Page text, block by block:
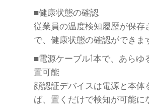
■健康状態の確認
従業員の温度検知履歴が保存
で、健康状態の確認ができま
■電源ケーブル1本で、あらゆ
置可能
顔認証デバイスは電源と本体
ば、置くだけで検知が可能に